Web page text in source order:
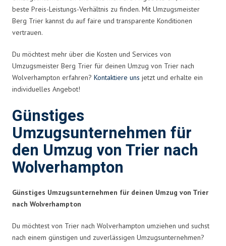
beste Preis-Leistungs-Verhältnis zu finden. Mit Umzugsmeister
Berg Trier kannst du auf faire und transparente Konditionen
vertrauen.
Du möchtest mehr über die Kosten und Services von
Umzugsmeister Berg Trier für deinen Umzug von Trier nach
Wolverhampton erfahren? Kontaktiere uns jetzt und erhalte ein
individuelles Angebot!
Günstiges
Umzugsunternehmen für
den Umzug von Trier nach
Wolverhampton
Günstiges Umzugsunternehmen für deinen Umzug von Trier
nach Wolverhampton
Du möchtest von Trier nach Wolverhampton umziehen und suchst
nach einem günstigen und zuverlässigen Umzugsunternehmen?